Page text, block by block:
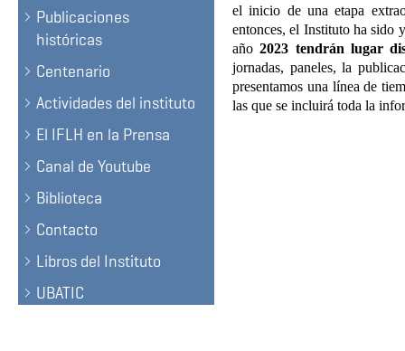
Publicaciones
históricas
Centenario
Actividades del instituto
El IFLH en la Prensa
Canal de Youtube
Biblioteca
Contacto
Libros del Instituto
UBATIC
el inicio de una etapa
entonces, el Instituto ha sido
año2023 tendrán lugar
jornadas, paneles, la
presentamos una línea de
las que se incluirá toda la